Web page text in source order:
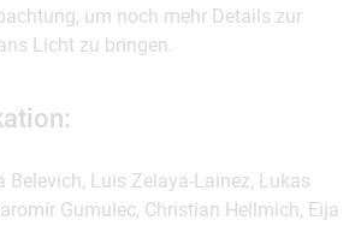
um noch mehr Details zur
Licht zu bringen.
Belevich, Luis Zelaya-Lainez, Lukas
Gumulec, Christian Hellmich, Eija